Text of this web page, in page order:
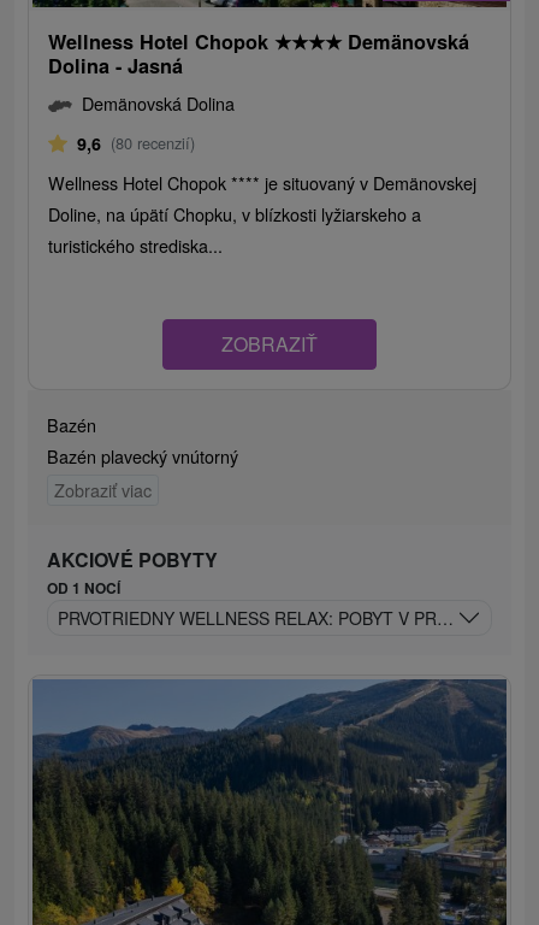
Wellness Hotel Chopok ★★★★ Demänovská
Dolina - Jasná
Demänovská Dolina
9,6 (80 recenzií)
Wellness Hotel Chopok **** je situovaný v Demänovskej
Doline, na úpätí Chopku, v blízkosti lyžiarskeho a
turistického strediska...
ZOBRAZIŤ
Bazén
Bazén plavecký vnútorný
Zobraziť viac
AKCIOVÉ POBYTY
OD 1 NOCÍ
PRVOTRIEDNY WELLNESS RELAX: POBYT V PRÉMIOVOM